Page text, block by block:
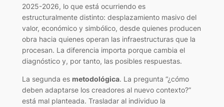
2025-2026, lo que está ocurriendo es
estructuralmente distinto: desplazamiento masivo del
valor, económico y simbólico, desde quienes producen
obra hacia quienes operan las infraestructuras que la
procesan. La diferencia importa porque cambia el
diagnóstico y, por tanto, las posibles respuestas.
La segunda es metodológica. La pregunta “¿cómo
deben adaptarse los creadores al nuevo contexto?”
está mal planteada. Trasladar al individuo la